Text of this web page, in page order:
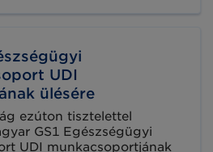
UDI
ülésére
ezúton tisztelettel
GS1 Egészségügyi
UDI munkacsoportjának